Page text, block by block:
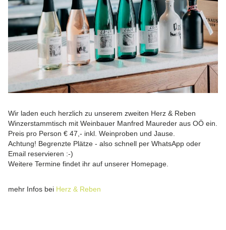
Wir laden euch herzlich zu unserem zweiten Herz & Reben
Winzerstammtisch mit Weinbauer Manfred Maureder aus OÖ ein.
Preis pro Person € 47,- inkl. Weinproben und Jause.
Achtung! Begrenzte Plätze - also schnell per WhatsApp oder
Email reservieren :-)
Weitere Termine findet ihr auf unserer Homepage.
mehr Infos bei Herz & Reben